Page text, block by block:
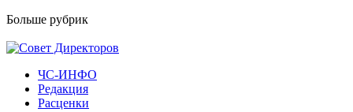
Больше рубрик
ЧС-ИНФО
Редакция
Расценки